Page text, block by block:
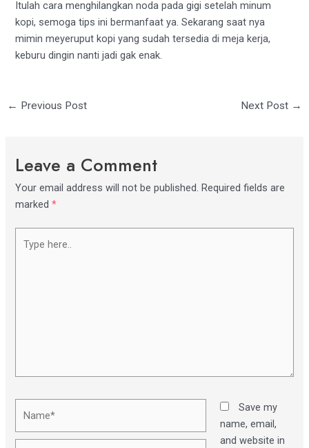
Itulah cara menghilangkan noda pada gigi setelah minum
kopi, semoga tips ini bermanfaat ya. Sekarang saat nya
mimin meyeruput kopi yang sudah tersedia di meja kerja,
keburu dingin nanti jadi gak enak.
← Previous Post Next Post →
Leave a Comment
Your email address will not be published. Required fields are
marked*
here..
Save my
name, email,
and website in